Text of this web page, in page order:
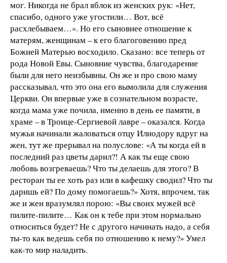
мог. Никогда не брал яблок из женских рук: «Нет,
спасибо, одного уже угостили… Вот, всё
расхлебываем…». Но его сыновнее отношение к
матерям, женщинам – к его благоговению пред
Божией Матерью восходило. Сказано: все теперь от
рода Новой Евы. Сыновние чувства, благодарение
были для него неизбывны. Он же и про свою маму
рассказывал, что это она его вымолила для служения
Церкви. Он впервые уже в сознательном возрасте,
когда мама уже почила, именно в день ее памяти, в
храме – в Троице-Сергиевой лавре – оказался. Когда
мужья начинали жаловаться отцу Илиодору вдруг на
жен, тут же прерывал на полуслове: «А ты когда ей в
последний раз цветы дарил?! А как ты еще свою
любовь возгреваешь? Что ты делаешь для этого? В
ресторан ты ее хоть раз или в кафешку сводил? Что ты
даришь ей? По дому помогаешь?» Хотя, впрочем, так
же и жен вразумлял порою: «Вы своих мужей всё
пилите-пилите… Как он к тебе при этом нормально
относиться будет? Не с другого начинать надо, а себя
ты-то как ведешь себя по отношению к нему?» Умел
как-то мир наладить.